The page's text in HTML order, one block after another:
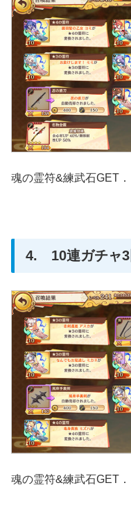
魂の霊符&練武石GET．
4. 10連ガチャ3
魂の霊符&練武石GET．